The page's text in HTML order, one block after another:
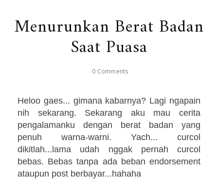
Menurunkan Berat Badan
Saat Puasa
0 Comments
Heloo gaes... gimana kabarnya? Lagi ngapain
nih sekarang. Sekarang aku mau cerita
pengalamanku dengan berat badan yang
penuh warna-warni. Yach... curcol
dikitlah...lama udah nggak pernah curcol
bebas. Bebas tanpa ada beban endorsement
ataupun post berbayar...hahaha